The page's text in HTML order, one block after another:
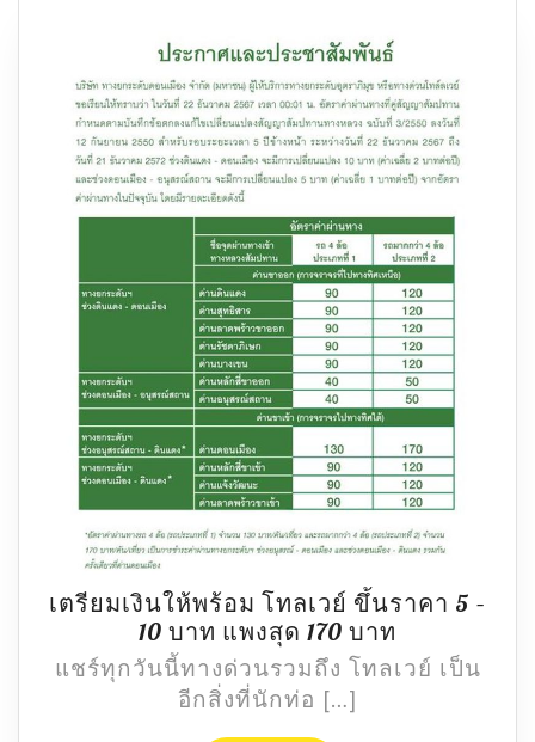
เตรียมเงินให้พร้อม โทลเวย์ ขึ้นราคา 5 –
10 บาท แพงสุด 170 บาท
เงิน
แชร์ทุกวันนี้ทางด่วนรวมถึง โทลเวย์ เป็น
อีกสิ่งที่นักท่อ […]